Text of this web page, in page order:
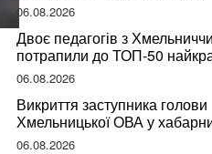
06.08.2026
Двоє педагогів з
потрапили до ТОП-50
учителів України
06.08.2026
Викриття заступника голови
Хмельницької ОВА у
підписання контрактів на
06.08.2026